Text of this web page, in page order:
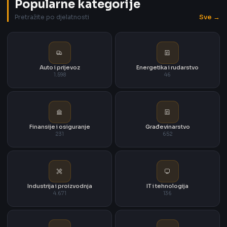
Popularne kategorije
Pretražite po djelatnosti Sve →
Auto i prijevoz
1.598
Energetika i rudarstvo
46
Finansije i osiguranje
231
Građevinarstvo
652
Industrija i proizvodnja
4.671
IT i tehnologija
136